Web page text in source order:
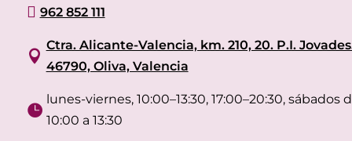
 962 852 111

Ctra. Alicante-Valencia, km. 210, 20. P.I.
46790, Oliva, Valencia

lunes-viernes, 10:00–13:30, 17:00–20:30, sábados
10:00 a 13:30